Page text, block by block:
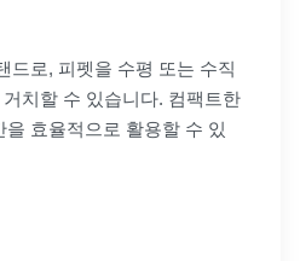
드로, 피펫을 수평 또는 수직
치할 수 있습니다. 컴팩트한
효율적으로 활용할 수 있